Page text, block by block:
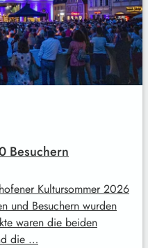
Besuchern
Kultursommer 2026
und Besuchern wurden
waren die beiden
die …